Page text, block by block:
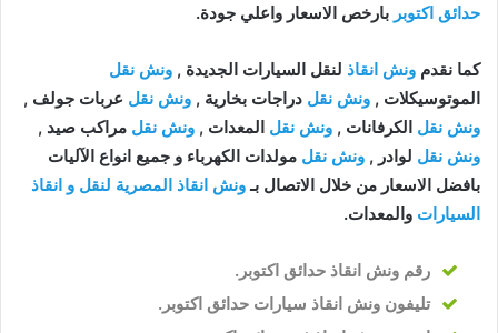
حدائق اكتوبر بارخص الاسعار واعلي جودة.
كما نقدم ونش انقاذ لنقل السيارات الجديدة , ونش نقل
الموتوسيكلات , ونش نقل دراجات بخارية , ونش نقل عربات جولف ,
ونش نقل الكرفانات , ونش نقل المعدات , ونش نقل مراكب صيد ,
ونش نقل لوادر , ونش نقل مولدات الكهرباء و جميع انواع الآليات
بافضل الاسعار من خلال الاتصال بـونش انقاذ المصرية لنقل و انقاذ
السيارات والمعدات.
رقم ونش انقاذ حدائق اكتوبر .
تليفون ونش انقاذ سيارات حدائق اكتوبر .